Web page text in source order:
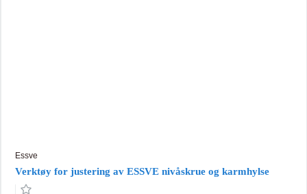
Essve
Verktøy for justering av ESSVE nivåskrue og karmhylse